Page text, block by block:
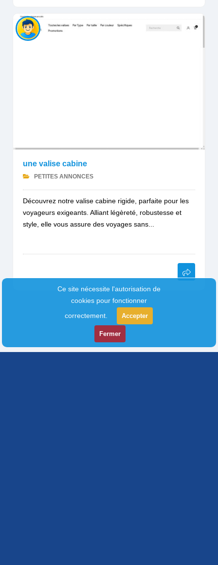
une valise cabine
PETITES ANNONCES
Découvrez notre valise cabine rigide, parfaite pour les
voyageurs exigeants. Alliant légèreté, robustesse et
style, elle vous assure des voyages sans...
Ce site nécessite l'autorisation de
cookies pour fonctionner
correctement.
Accepter
Fermer